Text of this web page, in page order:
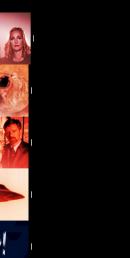
|
|
|
|
|